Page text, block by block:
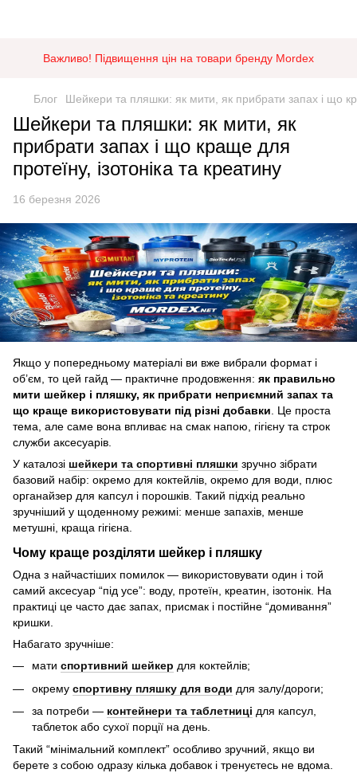
Важливо! Підвищення цін на товари бренду Mordex
Блог Шейкери та пляшки: як мити, як прибрати запах і що
Шейкери та пляшки: як мити, як
прибрати запах і що краще для
протеїну, ізотоніка та креатину
16 березня 2026
Якщо у попередньому матеріалі ви вже вибрали формат і
об’єм, то цей гайд — практичне продовження: як правильно
мити шейкер і пляшку, як прибрати неприємний запах та
що краще використовувати під різні добавки. Це проста
тема, але саме вона впливає на смак напою, гігієну та строк
служби аксесуарів.
У каталозі шейкери та спортивні пляшки зручно зібрати
базовий набір: окремо для коктейлів, окремо для води, плюс
органайзер для капсул і порошків. Такий підхід реально
зручніший у щоденному режимі: менше запахів, менше
метушні, краща гігієна.
Чому краще розділяти шейкер і пляшку
Одна з найчастіших помилок — використовувати один і той
самий аксесуар “під усе”: воду, протеїн, креатин, ізотонік. На
практиці це часто дає запах, присмак і постійне “домивання”
кришки.
Набагато зручніше:
мати спортивний шейкер для коктейлів;
окрему спортивну пляшку для води для залу/дороги;
за потреби — контейнери та таблетниці для капсул,
таблеток або сухої порції на день.
Такий “мінімальний комплект” особливо зручний, якщо ви
берете з собою одразу кілька добавок і тренуєтесь не вдома.